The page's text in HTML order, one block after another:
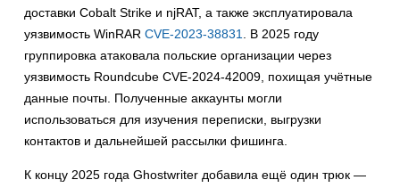
доставки Cobalt Strike и njRAT, а также эксплуатировала
уязвимость WinRAR CVE-2023-38831. В 2025 году
группировка атаковала польские организации через
уязвимость Roundcube CVE-2024-42009, похищая учётные
данные почты. Полученные аккаунты могли
использоваться для изучения переписки, выгрузки
контактов и дальнейшей рассылки фишинга.
К концу 2025 года Ghostwriter добавила ещё один трюк —